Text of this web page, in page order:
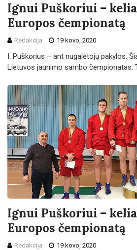
Ignui Puškoriui –
Europos čempionatą
Redakcija 19 kovo, 2020
I. Puškorius – ant nugalėtojų pakylos.
Lietuvos jaunimo sambo čempionatas.
Ignui Puškoriui –
Europos čempionatą
Redakcija 19 kovo, 2020